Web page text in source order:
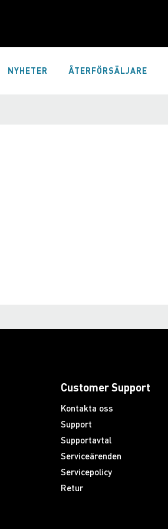
NYHETER ÅTERFÖRSÄLJARE
Customer Support
Kontakta oss
Support
Supportavtal
Serviceärenden
Servicepolicy
Retur